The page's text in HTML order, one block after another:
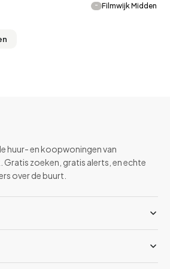
- Filmwijk Midden
huur- en koopwoningen van
Gratis zoeken, gratis alerts, en echte
over de buurt.